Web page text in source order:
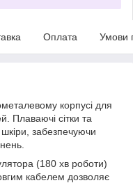
Оплата Умови
корпусі для
Плаваючі сітки та
забезпечуючи
(180 хв роботи)
кабелем дозволяє